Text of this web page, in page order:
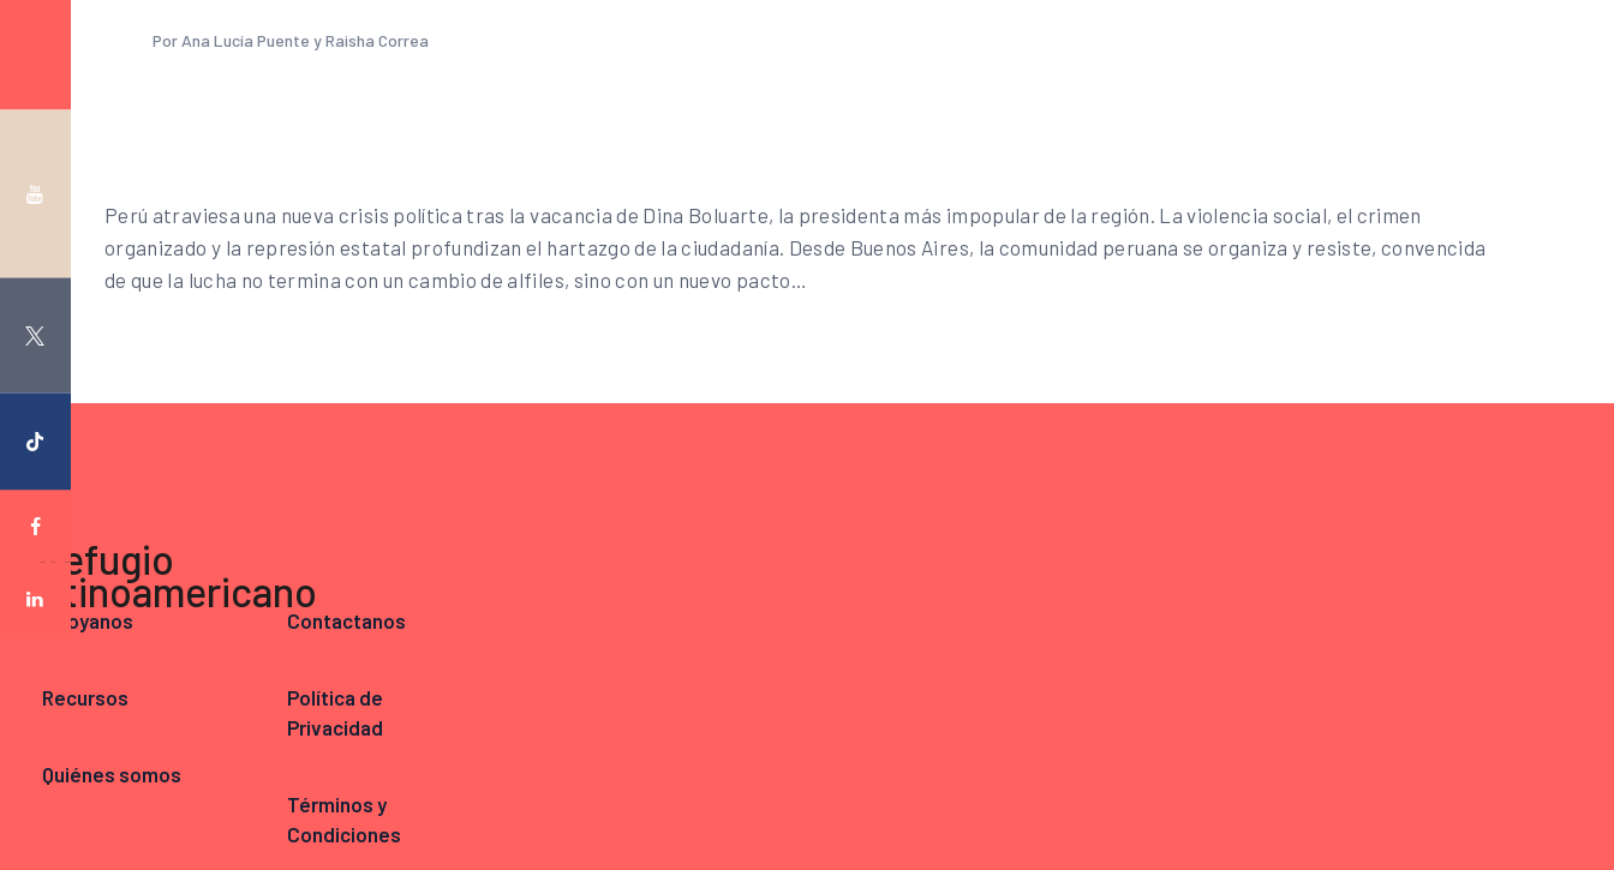
Por Ana Lucía Puente y Raisha Correa
Perú atraviesa una nueva crisis política tras la vacancia de Dina Boluarte, la presidenta más impopular de la región. La violencia social, el crimen
organizado y la represión estatal profundizan el hartazgo de la ciudadanía. Desde Buenos Aires, la comunidad peruana se organiza y resiste, convencida
de que la lucha no termina con un cambio de alfiles, sino con un nuevo pacto…
Apoyanos
Recursos
Quiénes somos
Contactanos
Política de
Privacidad
Términos y
Condiciones